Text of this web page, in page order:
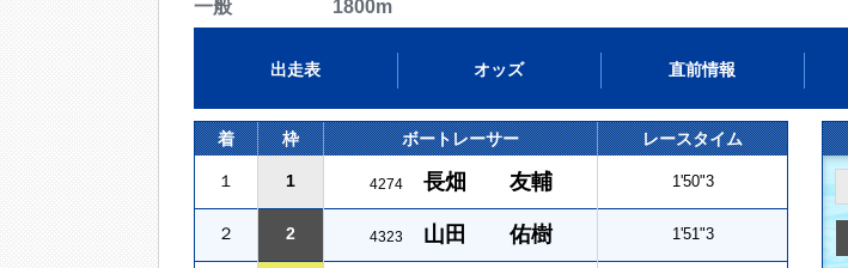
一般 1800m
出走表 オッズ 直前情報
着 枠 ボートレーサー レースタイム
１ 1 4274 長畑 友輔 1'50"3
２ 2 4323 山田 佑樹 1'51"3